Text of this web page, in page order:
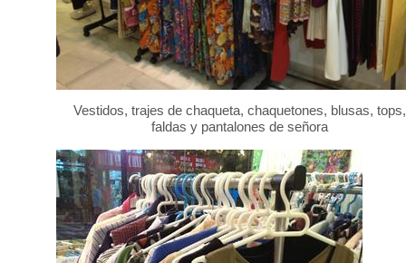
Vestidos, trajes de chaqueta, chaquetones, blusas, tops,
faldas y pantalones de señora